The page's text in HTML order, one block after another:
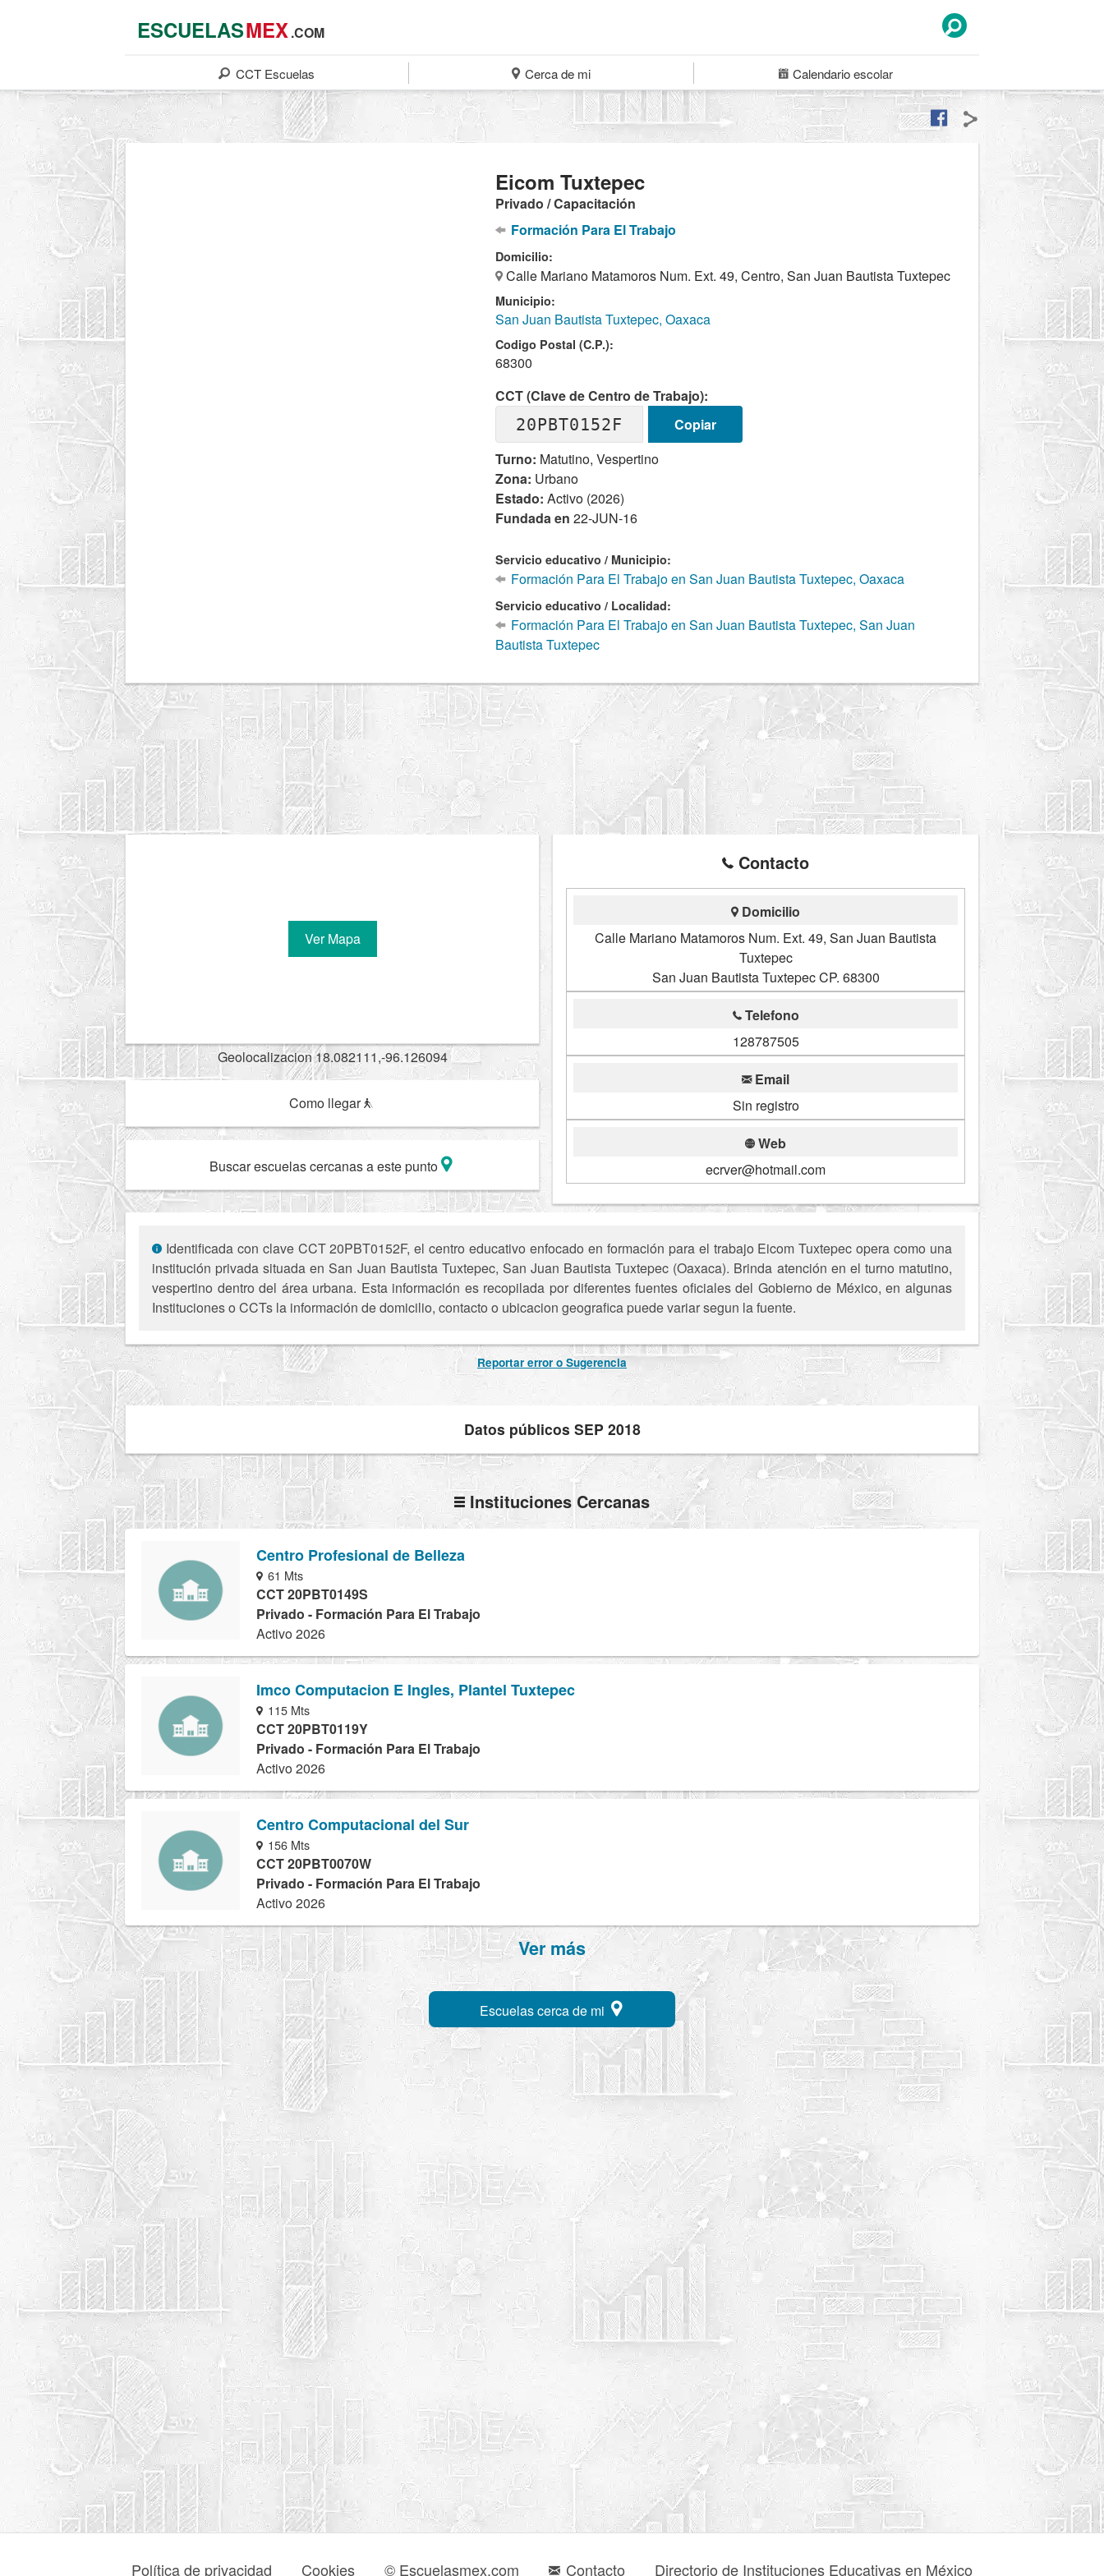
ESCUELASMEX.COM
CCT Escuelas Cerca de mi Calendarioescolar
Eicom Tuxtepec
Privado / Capacitación
Formación Para El Trabajo
Domicilio:
Calle Mariano Matamoros Num. Ext. 49, Centro, San Juan Bautista Tuxtepec
Municipio:
San Juan Bautista Tuxtepec, Oaxaca
Codigo Postal (C.P.):
68300
CCT (Clave de Centro de Trabajo):
20PBT0152F
Copiar
Turno: Matutino, Vespertino
Zona: Urbano
Estado: Activo (2026)
Fundada en22-JUN-16
Servicio educativo / Municipio:
Formación Para El Trabajo en San Juan Bautista Tuxtepec, Oaxaca
Servicio educativo / Localidad:
Formación Para El Trabajo en San Juan Bautista Tuxtepec, San Juan
Bautista Tuxtepec
Ver Mapa
Geolocalizacion 18.082111,-96.126094
Como llegar
Buscar escuelas cercanas a este punto
Contacto
Domicilio
Calle Mariano Matamoros Num. Ext. 49, San Juan Bautista
Tuxtepec
San Juan Bautista Tuxtepec CP. 68300
Telefono
128787505
Email
Sin registro
Web
ecrver@hotmail.com
Identificada con clave CCT 20PBT0152F, el centro educativo enfocado en formación para el trabajo Eicom Tuxtepec opera como una
institución privada situada en San Juan Bautista Tuxtepec, San Juan Bautista Tuxtepec (Oaxaca). Brinda atención en el turno matutino,
vespertino dentro del área urbana. Esta información es recopilada por diferentes fuentes oficiales del Gobierno de México, en algunas
Instituciones o CCTs la información de domicilio, contacto o ubicacion geografica puede variar segun la fuente.
Reportar error o Sugerencia
Datos públicos SEP 2018
Instituciones Cercanas
Centro Profesional de Belleza
61 Mts
CCT 20PBT0149S
Privado - Formación Para El Trabajo
Activo 2026
Imco Computacion E Ingles, Plantel Tuxtepec
115 Mts
CCT 20PBT0119Y
Privado - Formación Para El Trabajo
Activo 2026
Centro Computacional del Sur
156 Mts
CCT 20PBT0070W
Privado - Formación Para El Trabajo
Activo 2026
Ver más
Escuelas cerca de mi
Política de privacidad Cookies © Escuelasmex.com Contacto Directorio de Instituciones Educativas en México